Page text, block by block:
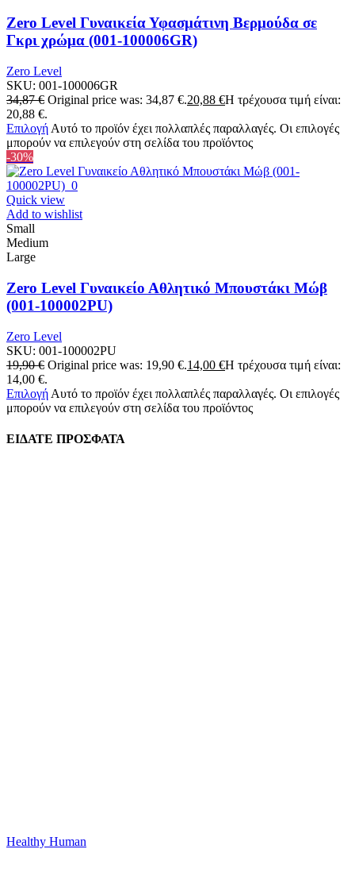
Zero Level Γυναικεία Υφασμάτινη Βερμούδα σε
Γκρι χρώμα (001-100006GR)
Zero Level
SKU: 001-100006GR
34,87€ Original price was: 34,87 €.20,88 €Η τρέχουσα τιμή είναι:
20,88 €.
Επιλογή Αυτό το προϊόν έχει πολλαπλές παραλλαγές. Οι επιλογές
μπορούν να επιλεγούν στη σελίδα του προϊόντος
-30%
Quick view
Add to wishlist
Small
Medium
Large
Zero Level Γυναικείο Αθλητικό Μπουστάκι Μώβ
(001-100002PU)
Zero Level
SKU: 001-100002PU
19,90€ Original price was: 19,90 €.14,00 €Η τρέχουσα τιμή είναι:
14,00 €.
Επιλογή Αυτό το προϊόν έχει πολλαπλές παραλλαγές. Οι επιλογές
μπορούν να επιλεγούν στη σελίδα του προϊόντος
ΕΙΔΑΤΕ ΠΡΟΣΦΑΤΑ
Healthy Human